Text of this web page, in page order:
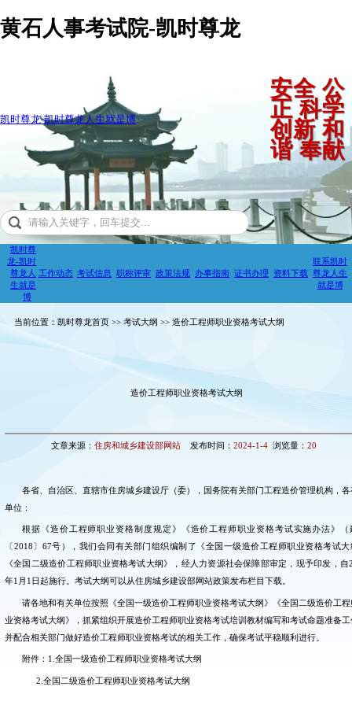
黄石人事考试院-凯时尊龙
凯时尊龙-凯时尊龙人生就是博
安全 公
正 科学
创新 和
谐 奉献
凯时尊
龙-凯时
尊龙人
生就是
博
工作动态 考试信息 职称评审 政策法规 办事指南 证书办理 资料下载
联系凯时
尊龙人生
就是博
当前位置：凯时尊龙首页 >> 考试大纲 >> 造价工程师职业资格考试大纲
造价工程师职业资格考试大纲
文章来源： 住房和城乡建设部网站 发布时间： 2024-1-4 浏览量： 20
各省、自治区、直辖市住房城乡建设厅（委），国务院有关部门工程造价管理机构，各
单位：
根据《造价工程师职业资格制度规定》《造价工程师职业资格考试实施办法》（
〔2018〕67号），我们会同有关部门组织编制了《全国一级造价工程师职业资格考试大
《全国二级造价工程师职业资格考试大纲》，经人力资源社会保障部审定，现予印发，自
年1月1日起施行。考试大纲可以从住房城乡建设部网站政策发布栏目下载。
请各地和有关单位按照《全国一级造价工程师职业资格考试大纲》《全国二级造价工程
业资格考试大纲》，抓紧组织开展造价工程师职业资格考试培训教材编写和考试命题准备工
并配合相关部门做好造价工程师职业资格考试的相关工作，确保考试平稳顺利进行。
附件：1.全国一级造价工程师职业资格考试大纲
2.全国二级造价工程师职业资格考试大纲